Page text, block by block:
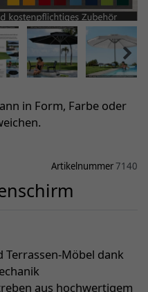
in Form, Farbe oder
Artikelnummer7140
Terrassen-Möbel dank
aus hochwertigem